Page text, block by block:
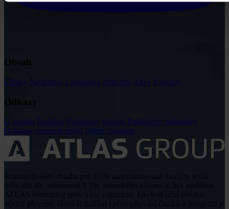
Články Judikatura Legislativa Aktuality Akce Podcasty
O portálu Redakce Podmínky užívání Publikační podmínky
Ochrana osobních údajů Odběr časopisu
včetně převzetí, šíření či dalšího zpřístupňování článků a fotografií je